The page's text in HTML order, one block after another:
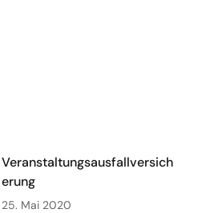
Veranstaltungsausfallversich
erung
25. Mai 2020